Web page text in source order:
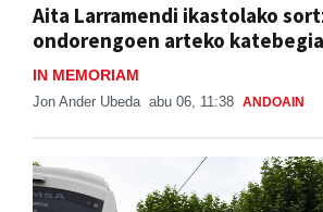
Aita Larramendi ikastolako
ondorengoen arteko katebegia
IN MEMORIAM
Jon Ander Ubeda abu 06, 11:38 ANDOAIN